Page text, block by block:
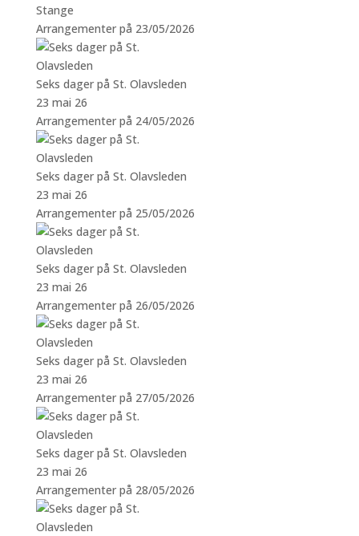
Stange
Arrangementer på 23/05/2026
Seks dager på St. Olavsleden
23 mai 26
Arrangementer på 24/05/2026
Seks dager på St. Olavsleden
23 mai 26
Arrangementer på 25/05/2026
Seks dager på St. Olavsleden
23 mai 26
Arrangementer på 26/05/2026
Seks dager på St. Olavsleden
23 mai 26
Arrangementer på 27/05/2026
Seks dager på St. Olavsleden
23 mai 26
Arrangementer på 28/05/2026